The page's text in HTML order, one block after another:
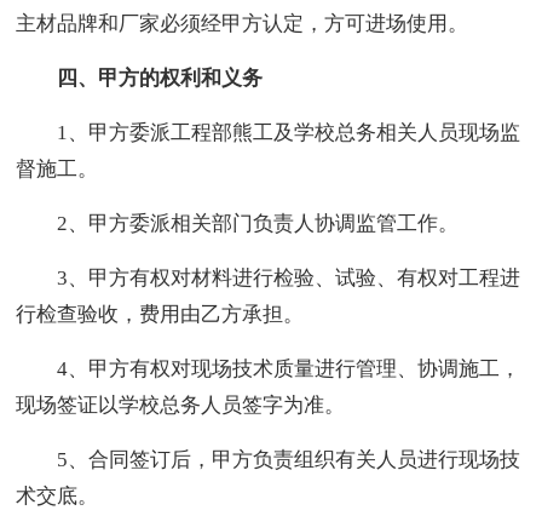
主材品牌和厂家必须经甲方认定，方可进场使用。
四、甲方的权利和义务
1、甲方委派工程部熊工及学校总务相关人员现场监
督施工。
2、甲方委派相关部门负责人协调监管工作。
3、甲方有权对材料进行检验、试验、有权对工程进
行检查验收，费用由乙方承担。
4、甲方有权对现场技术质量进行管理、协调施工，
现场签证以学校总务人员签字为准。
5、合同签订后，甲方负责组织有关人员进行现场技
术交底。